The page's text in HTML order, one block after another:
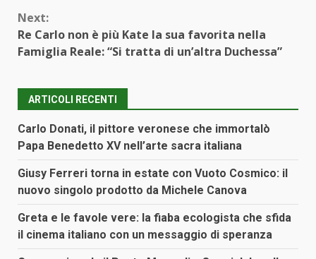
Next:
Re Carlo non è più Kate la sua favorita nella
Famiglia Reale: “Si tratta di un’altra Duchessa”
ARTICOLI RECENTI
Carlo Donati, il pittore veronese che immortalò
Papa Benedetto XV nell’arte sacra italiana
Giusy Ferreri torna in estate con Vuoto Cosmico: il
nuovo singolo prodotto da Michele Canova
Greta e le favole vere: la fiaba ecologista che sfida
il cinema italiano con un messaggio di speranza